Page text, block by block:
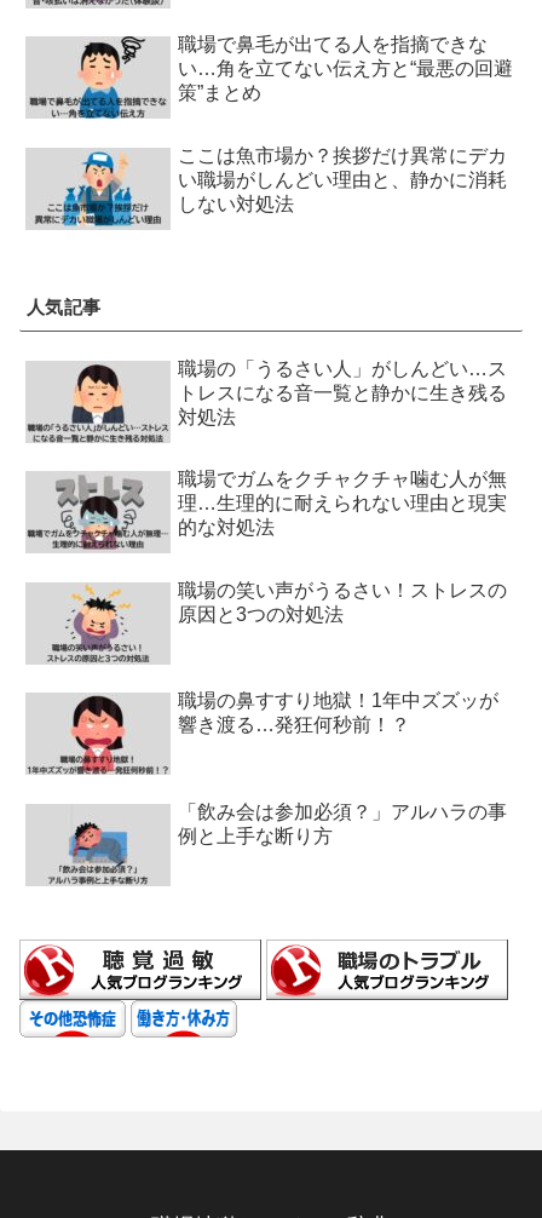
職場で鼻毛が出てる人を指摘できな
い…角を立てない伝え方と“最悪の回避
策”まとめ
ここは魚市場か？挨拶だけ異常にデカ
い職場がしんどい理由と、静かに消耗
しない対処法
人気記事
職場の「うるさい人」がしんどい…ス
トレスになる音一覧と静かに生き残る
対処法
職場でガムをクチャクチャ噛む人が無
理…生理的に耐えられない理由と現実
的な対処法
職場の笑い声がうるさい！ストレスの
原因と3つの対処法
職場の鼻すすり地獄！1年中ズズッが
響き渡る…発狂何秒前！？
「飲み会は参加必須？」アルハラの事
例と上手な断り方